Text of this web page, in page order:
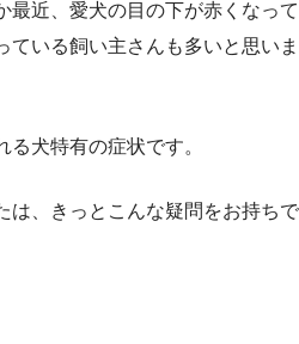
最近、愛犬の目の下が赤くなって
いる飼い主さんも多いと思いま
犬特有の症状です。
は、きっとこんな疑問をお持ちで